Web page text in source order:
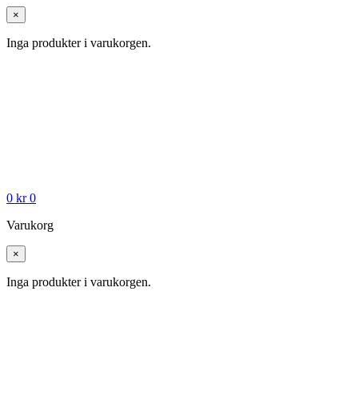
×
Inga produkter i varukorgen.
0 kr 0
Varukorg
×
Inga produkter i varukorgen.